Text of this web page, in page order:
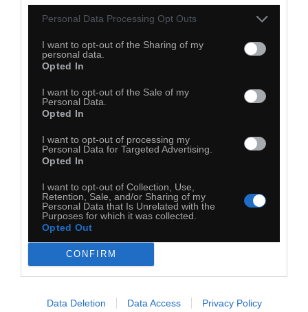
Personal Data Processing Opt Outs
I want to opt-out of the Sharing of my
personal data.
Opted In
I want to opt-out of the Sale of my
Personal Data.
Opted In
I want to opt-out of processing my
Personal Data for Targeted Advertising.
Opted In
I want to opt-out of Collection, Use,
Retention, Sale, and/or Sharing of my
Personal Data that Is Unrelated with the
Purposes for which it was collected.
Opted Out
CONFIRM
Data Deletion Data Access Privacy Policy
Dodaj do ulubionych Dodaj do przyjaciół